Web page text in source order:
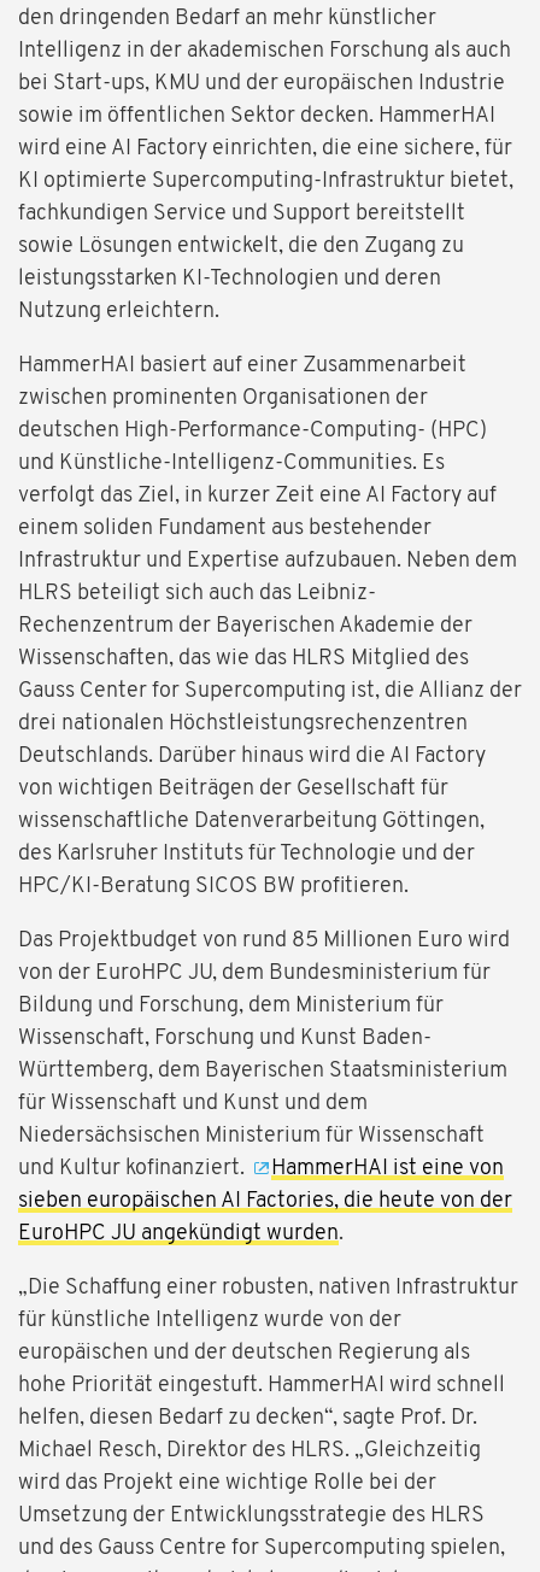
den dringenden Bedarf an mehr künstlicher
Intelligenz in der akademischen Forschung als auch
bei Start-ups, KMU und der europäischen Industrie
sowie im öffentlichen Sektor decken. HammerHAI
wird eine AI Factory einrichten, die eine sichere, für
KI optimierte Supercomputing-Infrastruktur bietet,
fachkundigen Service und Support bereitstellt
sowie Lösungen entwickelt, die den Zugang zu
leistungsstarken KI-Technologien und deren
Nutzung erleichtern.
HammerHAI basiert auf einer Zusammenarbeit
zwischen prominenten Organisationen der
deutschen High-Performance-Computing- (HPC)
und Künstliche-Intelligenz-Communities. Es
verfolgt das Ziel, in kurzer Zeit eine AI Factory auf
einem soliden Fundament aus bestehender
Infrastruktur und Expertise aufzubauen. Neben dem
HLRS beteiligt sich auch das Leibniz-
Rechenzentrum der Bayerischen Akademie der
Wissenschaften, das wie das HLRS Mitglied des
Gauss Center for Supercomputing ist, die Allianz der
drei nationalen Höchstleistungsrechenzentren
Deutschlands. Darüber hinaus wird die AI Factory
von wichtigen Beiträgen der Gesellschaft für
wissenschaftliche Datenverarbeitung Göttingen,
des Karlsruher Instituts für Technologie und der
HPC/KI-Beratung SICOS BW profitieren.
Das Projektbudget von rund 85 Millionen Euro wird
von der EuroHPC JU, dem Bundesministerium für
Bildung und Forschung, dem Ministerium für
Wissenschaft, Forschung und Kunst Baden-
Württemberg, dem Bayerischen Staatsministerium
für Wissenschaft und Kunst und dem
Niedersächsischen Ministerium für Wissenschaft
und Kultur kofinanziert.
HammerHAI ist eine von
sieben europäischen AI Factories, die heute von der
EuroHPC JU angekündigt wurden.
„Die Schaffung einer robusten, nativen Infrastruktur
für künstliche Intelligenz wurde von der
europäischen und der deutschen Regierung als
hohe Priorität eingestuft. HammerHAI wird schnell
helfen, diesen Bedarf zu decken“, sagte Prof. Dr.
Michael Resch, Direktor des HLRS. „Gleichzeitig
wird das Projekt eine wichtige Rolle bei der
Umsetzung der Entwicklungsstrategie des HLRS
und des Gauss Centre for Supercomputing spielen,